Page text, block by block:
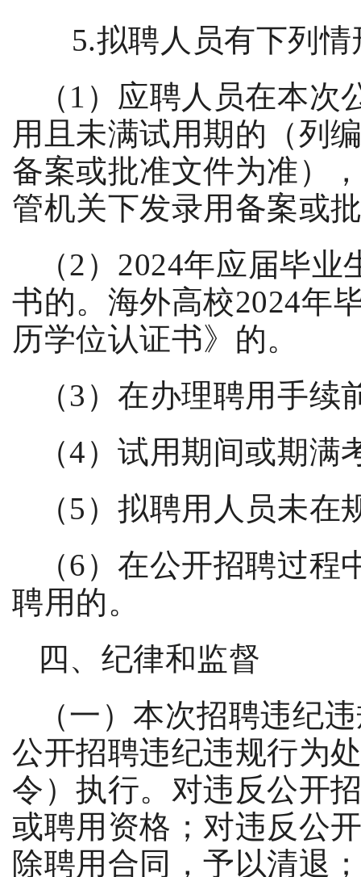
5.拟聘人员有下列
（ 1 ）应聘人员在本次
用且未满试用期的（列
备案或批准文件为准）
管机关下发录用备案或
（2 ） 2024年应届毕业
书的。海外高校2024年
历学位认证书》的。
（3 ）在办理聘用手续
（4）试用期间或期满
（5 ）拟聘用人员未在
（6）在公开招聘过程
聘用的。
四、纪律和监督
（一）本次招聘违纪
公开招聘违纪违规行为
令）执行。对违反公开
或聘用资格；对违反公
除聘用合同，予以清退